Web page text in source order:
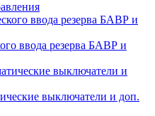
ввода резерва БАВР и
выключатели и доп.